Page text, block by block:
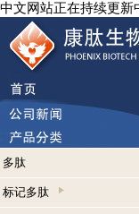
中文网站正在持续更
多肽
标记多肽